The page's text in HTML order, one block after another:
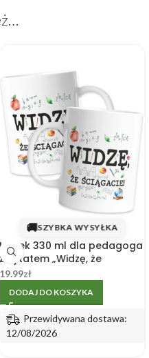
🚚SZYBKA WYSYŁKA
Kubek 330 ml dla pedagoga
z cytatem „Widzę, że
ściągacie!”
19.99zł
DODAJ DO KOSZYKA
Przewidywana dostawa:
12/08/2026